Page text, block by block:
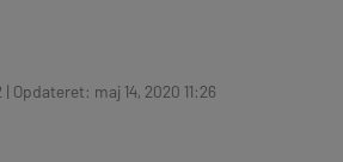
Opdateret: maj 14, 2020 11:26